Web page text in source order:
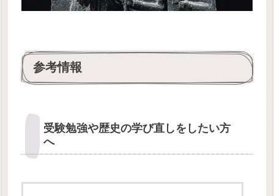
参考情報
受験勉強や歴史の学び直しをしたい方
へ